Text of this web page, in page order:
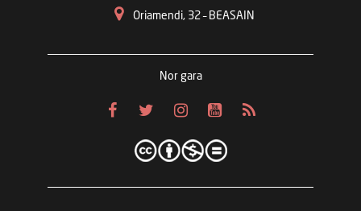
Oriamendi, 32 – BEASAIN
Nor gara